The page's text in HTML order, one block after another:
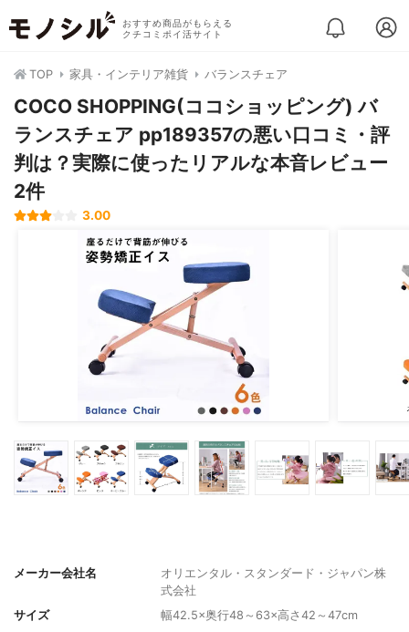
おすすめ商品がもらえる
クチコミポイ活サイト
TOP 家具・インテリア雑貨 バランスチェア
COCO SHOPPING(ココショッピング) バ
ランスチェア pp189357の悪い口コミ・評
判は？実際に使ったリアルな本音レビュー
2件
3.00
メーカー会社名
オリエンタル・スタンダード・ジャパン株
式会社
サイズ
幅42.5×奥行48～63×高さ42～47cm